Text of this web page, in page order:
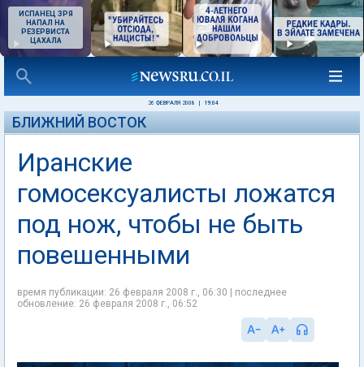
ИСПАНЕЦ ЗРЯ
НАПАЛ НА
РЕЗЕРВИСТА
ЦАХАЛА
26 ФЕВРАЛЯ 2008 19:04
БЛИЖНИЙ ВОСТОК
Иранские
гомосексуалисты ложатся
под нож, чтобы не быть
повешенными
время публикации: 26 февраля 2008 г., 06:30 | последнее
обновление: 26 февраля 2008 г., 06:52